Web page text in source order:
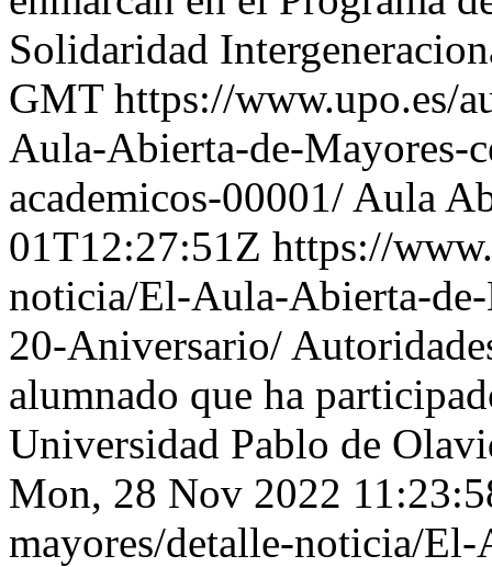
Solidaridad
GMT https://www.upo.es/
Aula-Abierta-de-Mayores-
academicos-00001/ Aula
01T12:27:51Z https://
noticia/El-Aula-Abierta-
20-Aniversario/
alumnado que ha
Universidad Pablo de
Mon, 28 Nov 2022
mayores/detalle-noticia/